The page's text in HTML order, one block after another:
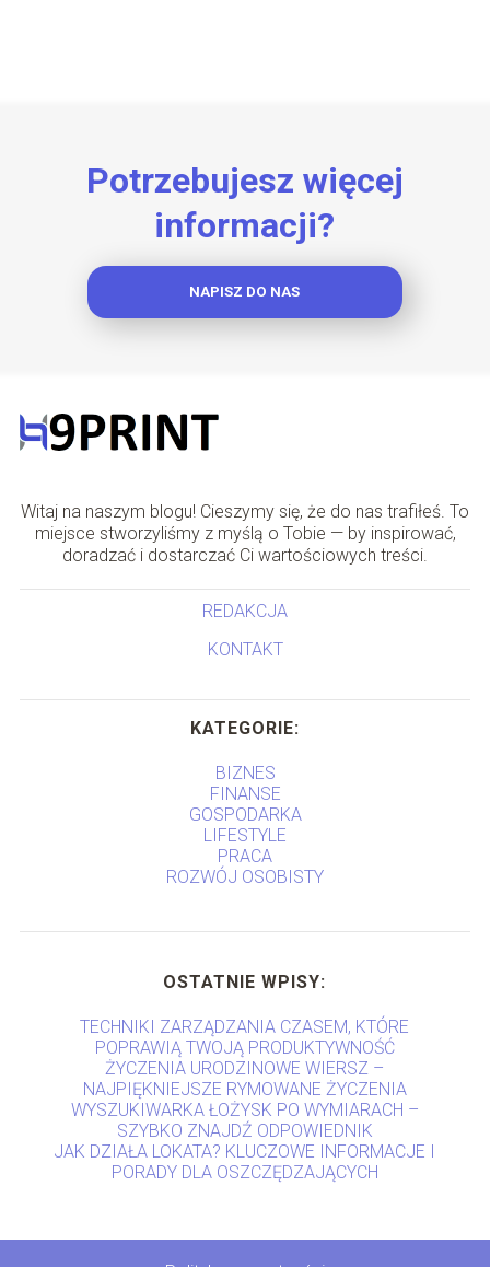
Potrzebujesz więcej
informacji?
NAPISZ DO NAS
Witaj na naszym blogu! Cieszymy się, że do nas trafiłeś. To
miejsce stworzyliśmy z myślą o Tobie — by inspirować,
doradzać i dostarczać Ci wartościowych treści.
REDAKCJA
KONTAKT
KATEGORIE:
BIZNES
FINANSE
GOSPODARKA
LIFESTYLE
PRACA
ROZWÓJ OSOBISTY
OSTATNIE WPISY:
TECHNIKI ZARZĄDZANIA CZASEM, KTÓRE
POPRAWIĄ TWOJĄ PRODUKTYWNOŚĆ
ŻYCZENIA URODZINOWE WIERSZ –
NAJPIĘKNIEJSZE RYMOWANE ŻYCZENIA
WYSZUKIWARKA ŁOŻYSK PO WYMIARACH –
SZYBKO ZNAJDŹ ODPOWIEDNIK
JAK DZIAŁA LOKATA? KLUCZOWE INFORMACJE I
PORADY DLA OSZCZĘDZAJĄCYCH